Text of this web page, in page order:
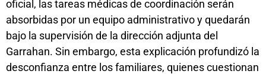
oficial, las tareas médicas de coordinación serán
absorbidas por un equipo administrativo y quedarán
bajo la supervisión de la dirección adjunta del
Garrahan. Sin embargo, esta explicación profundizó la
desconfianza entre los familiares, quienes cuestionan